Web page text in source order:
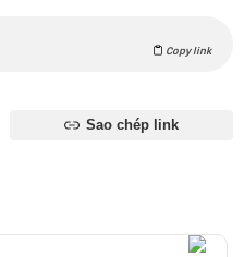
Copy link
Sao chép link